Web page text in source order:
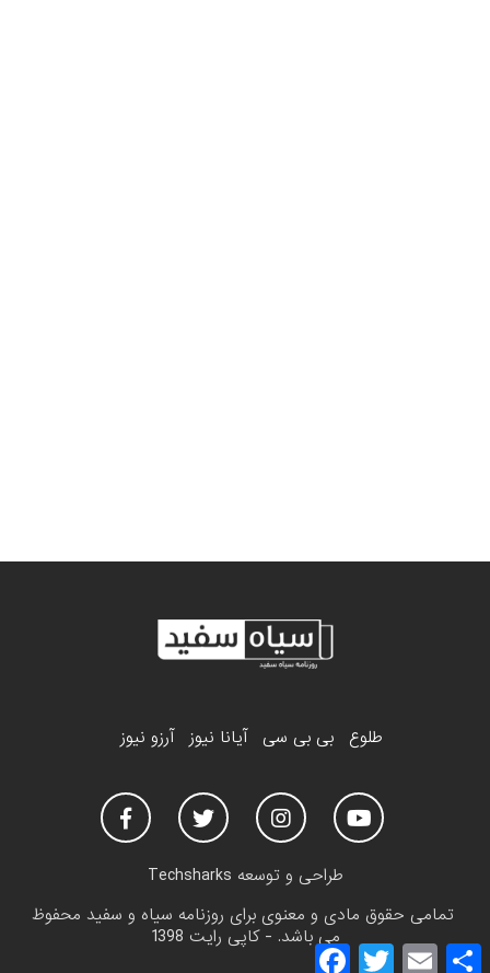
طلوع بی بی سی آیانا نیوز آرزو نیوز
طراحی و توسعه Techsharks
تمامی حقوق مادی و معنوی برای روزنامه سیاه و سفید محفوظ
می باشد. - کاپی رایت 1398
F
T
E